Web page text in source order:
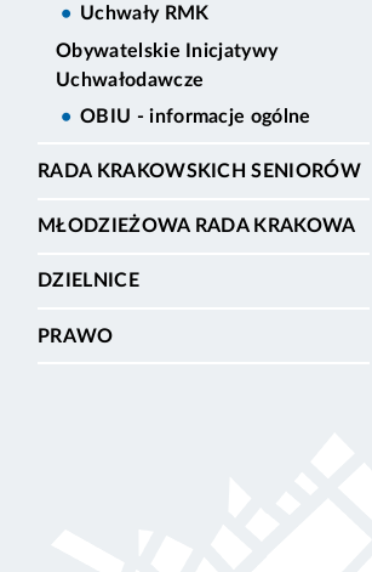
Uchwały RMK
Obywatelskie Inicjatywy
Uchwałodawcze
OBIU - informacje ogólne
RADA KRAKOWSKICH SENIORÓW
MŁODZIEŻOWA RADA KRAKOWA
DZIELNICE
PRAWO